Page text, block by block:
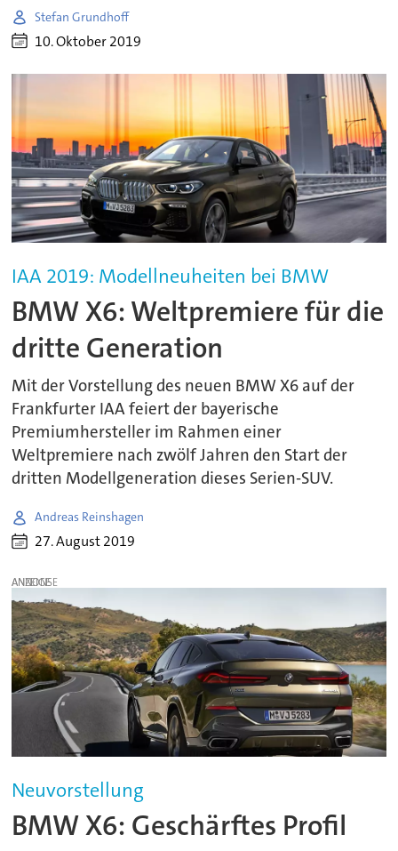
Stefan Grundhoff
10. Oktober 2019
IAA 2019: Modellneuheiten bei BMW
BMW X6: Weltpremiere für die
dritte Generation
Mit der Vorstellung des neuen BMW X6 auf der
Frankfurter IAA feiert der bayerische
Premiumhersteller im Rahmen einer
Weltpremiere nach zwölf Jahren den Start der
dritten Modellgeneration dieses Serien-SUV.
Andreas Reinshagen
27. August 2019
ANZEIGE
Neuvorstellung
BMW X6: Geschärftes Profil